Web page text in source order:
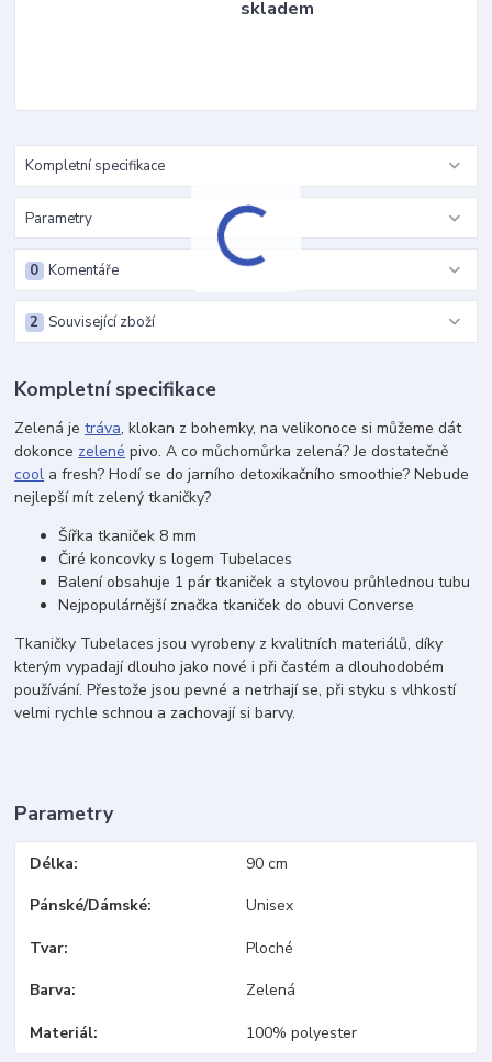
skladem
Kompletní specifikace
Parametry
Komentáře
0
Související zboží
2
Kompletní specifikace
Zelená jetráva, klokan z bohemky, na velikonoce si můžeme dát
dokonce zelené pivo. A co můchomůrka zelená? Je dostatečně
cool a fresh? Hodí se do jarního detoxikačního smoothie? Nebude
nejlepší mít zelený tkaničky?
Šířka tkaniček 8 mm
Čiré koncovky s logem Tubelaces
Balení obsahuje 1 pár tkaniček a stylovou průhlednou tubu
Nejpopulárnější značka tkaniček do obuvi Converse
Tkaničky Tubelaces jsou vyrobeny z kvalitních materiálů, díky
kterým vypadají dlouho jako nové i při častém a dlouhodobém
používání. Přestože jsou pevné a netrhají se, při styku s vlhkostí
velmi rychle schnou a zachovají si barvy.
Parametry
Délka 90 cm
Pánské/Dámské Unisex
Tvar Ploché
Barva Zelená
Materiál 100% polyester